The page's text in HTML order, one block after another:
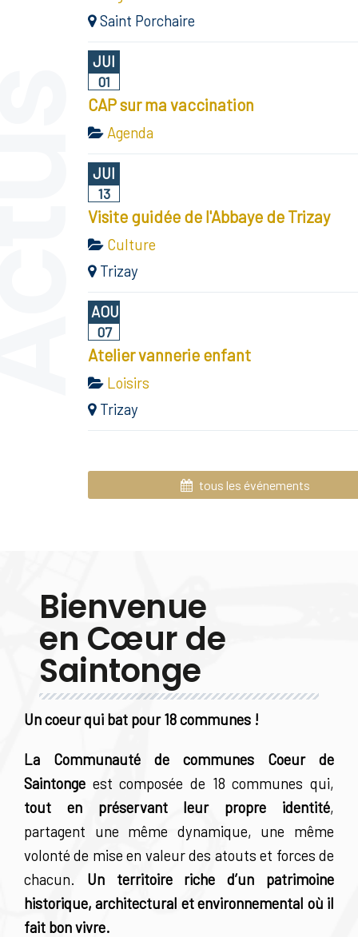
Saint Porchaire
JUI
01
CAP sur ma vaccination
Agenda
JUI
13
Visite guidée de l'Abbaye de Trizay
Culture
Trizay
AOU
07
Atelier vannerie enfant
Loisirs
Trizay
tous les événements
Bienvenue
en Cœur de
Saintonge
Un coeur qui bat pour 18 communes !
La Communauté de communes Coeur de
Saintonge est composée de 18 communes qui,
tout en préservant leur propre identité,
partagent une même dynamique, une même
volonté de mise en valeur des atouts et forces de
chacun. Un territoire riche d’un patrimoine
historique, architectural et environnemental où il
fait bon vivre.